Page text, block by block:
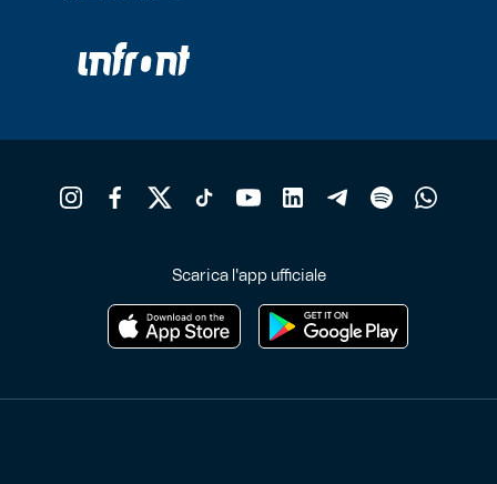
Scarica l'app ufficiale